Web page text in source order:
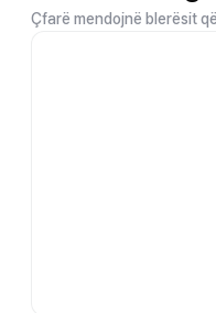
Çfarë mendojnë blerësit